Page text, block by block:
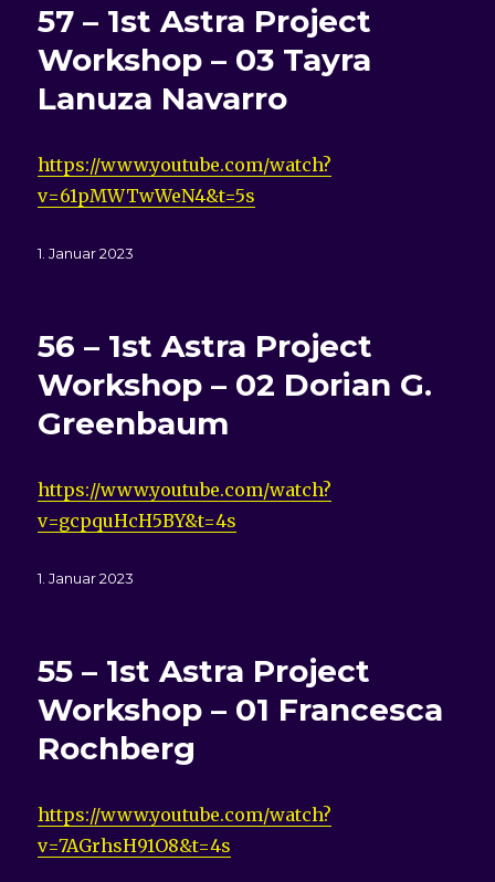
57 – 1st Astra Project
Workshop – 03 Tayra
Lanuza Navarro
https://www.youtube.com/watch?
v=61pMWTwWeN4&t=5s
Veröffentlicht
1. Januar 2023
56 – 1st Astra Project
Workshop – 02 Dorian G.
Greenbaum
https://www.youtube.com/watch?
v=gcpquHcH5BY&t=4s
Veröffentlicht
1. Januar 2023
55 – 1st Astra Project
Workshop – 01 Francesca
Rochberg
https://www.youtube.com/watch?
v=7AGrhsH91O8&t=4s